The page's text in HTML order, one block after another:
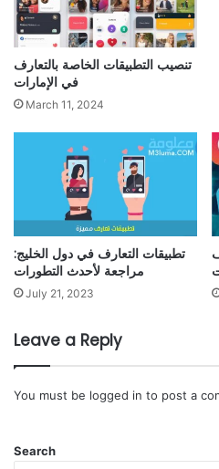
تنصيب التطبيقات الخاصة بالتعارف
في الإمارات
March 11, 2024
تطبيقات التعارف في دول الخليج:
مراجعة لأحدث التطورات
July 21, 2023
Leave a Reply
You must be logged in to post a
Search